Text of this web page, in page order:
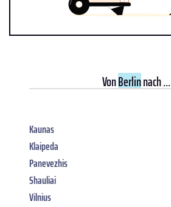
VonBerlinnach ...
Kaunas
Klaipeda
Panevezhis
Shauliai
Vilnius